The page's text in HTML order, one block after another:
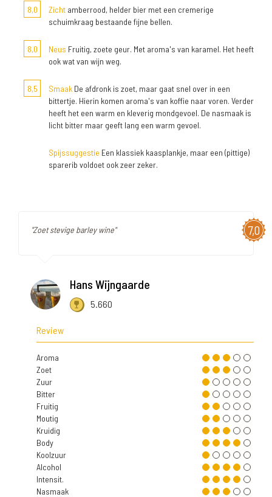
8,0
Zicht amberrood, helder bier met een cremerige
schuimkraag bestaande fijne bellen.
8,0 Neus Fruitig, zoete geur. Met aroma's van karamel. Het heeft
ook wat van wijn weg.
8,5 Smaak De afdronk is zoet, maar gaat snel over in een
bittertje. Hierin komen aroma's van koffie naar voren. Verder
heeft het een warm en kleverig mondgevoel. De nasmaak is
licht bitter maar geeft lang een warm gevoel.
Spijssuggestie Een klassiek kaasplankje, maar een (pittige)
sparerib voldoet ook zeer zeker.
7,0
"Zoet stevige barley wine"
Hans Wijngaarde
5.660
Review
Aroma
Zoet
Zuur
Bitter
Fruitig
Moutig
Kruidig
Body
Koolzuur
Alcohol
Intensit.
Nasmaak